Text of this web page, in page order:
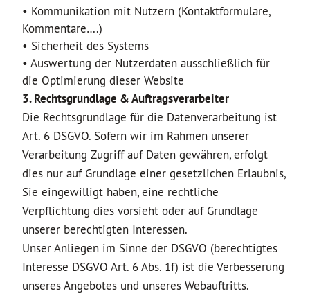
• Kommunikation mit Nutzern (Kontaktformulare,
Kommentare….)
• Sicherheit des Systems
• Auswertung der Nutzerdaten ausschließlich für
die Optimierung dieser Website
3. Rechtsgrundlage & Auftragsverarbeiter
Die Rechtsgrundlage für die Datenverarbeitung ist
Art. 6 DSGVO. Sofern wir im Rahmen unserer
Verarbeitung Zugriff auf Daten gewähren, erfolgt
dies nur auf Grundlage einer gesetzlichen Erlaubnis,
Sie eingewilligt haben, eine rechtliche
Verpflichtung dies vorsieht oder auf Grundlage
unserer berechtigten Interessen.
Unser Anliegen im Sinne der DSGVO (berechtigtes
Interesse DSGVO Art. 6 Abs. 1f) ist die Verbesserung
unseres Angebotes und unseres Webauftritts.